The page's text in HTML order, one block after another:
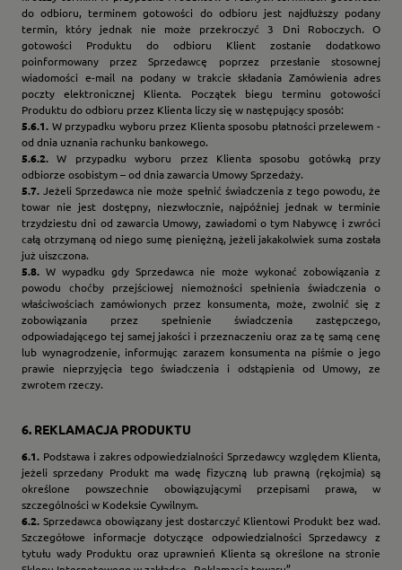
do odbioru, terminem gotowości do odbioru jest najdłuższy podany
termin, który jednak nie może przekroczyć 3 Dni Roboczych. O
gotowości Produktu do odbioru Klient zostanie dodatkowo
poinformowany przez Sprzedawcę poprzez przesłanie stosownej
wiadomości e-mail na podany w trakcie składania Zamówienia adres
poczty elektronicznej Klienta. Początek biegu terminu gotowości
Produktu do odbioru przez Klienta liczy się w następujący sposób:
5.6.1. W przypadku wyboru przez Klienta sposobu płatności przelewem -
od dnia uznania rachunku bankowego.
5.6.2. W przypadku wyboru przez Klienta sposobu gotówką przy
odbiorze osobistym – od dnia zawarcia Umowy Sprzedaży.
5.7. Jeżeli Sprzedawca nie może spełnić świadczenia z tego powodu, że
towar nie jest dostępny, niezwłocznie, najpóźniej jednak w terminie
trzydziestu dni od zawarcia Umowy, zawiadomi o tym Nabywcę i zwróci
całą otrzymaną od niego sumę pieniężną, jeżeli jakakolwiek suma została
już uiszczona.
5.8. W wypadku gdy Sprzedawca nie może wykonać zobowiązania z
powodu choćby przejściowej niemożności spełnienia świadczenia o
właściwościach zamówionych przez konsumenta, może, zwolnić się z
zobowiązania przez spełnienie świadczenia zastępczego,
odpowiadającego tej samej jakości i przeznaczeniu oraz za tę samą cenę
lub wynagrodzenie, informując zarazem konsumenta na piśmie o jego
prawie nieprzyjęcia tego świadczenia i odstąpienia od Umowy, ze
zwrotem rzeczy.
6. REKLAMACJA PRODUKTU
6.1. Podstawa i zakres odpowiedzialności Sprzedawcy względem Klienta,
jeżeli sprzedany Produkt ma wadę fizyczną lub prawną (rękojmia) są
określone powszechnie obowiązującymi przepisami prawa, w
szczególności w Kodeksie Cywilnym.
6.2. Sprzedawca obowiązany jest dostarczyć Klientowi Produkt bez wad.
Szczegółowe informacje dotyczące odpowiedzialności Sprzedawcy z
tytułu wady Produktu oraz uprawnień Klienta są określone na stronie